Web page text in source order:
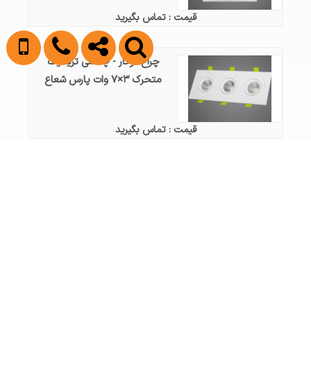
قیمت : تماس بگیرید
چراغ توکار - چشمی تریلایت
متحرک ۳×۷ وات پارس شعاع
قیمت : تماس بگیرید